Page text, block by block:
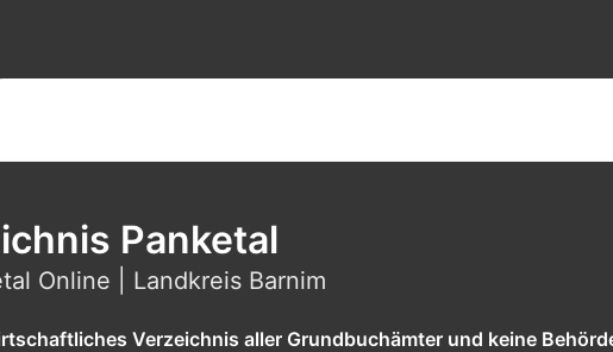
Panketal
Online | Landkreis Barnim
Verzeichnis aller Grundbuchämter und keine